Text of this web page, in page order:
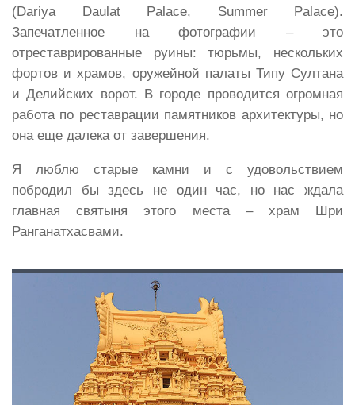
(Dariya Daulat Palace, Summer Palace).
Запечатленное на фотографии – это
отреставрированные руины: тюрьмы, нескольких
фортов и храмов, оружейной палаты Типу Султана
и Делийских ворот. В городе проводится огромная
работа по реставрации памятников архитектуры, но
она еще далека от завершения.
Я люблю старые камни и с удовольствием
побродил бы здесь не один час, но нас ждала
главная святыня этого места – храм Шри
Ранганатхасвами.